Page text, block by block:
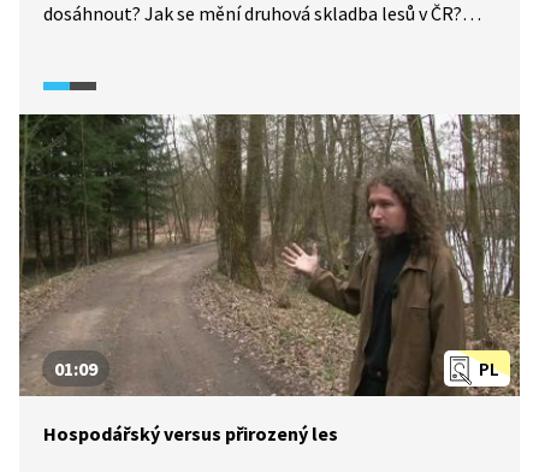
dosáhnout? Jak se mění druhová skladba lesů v ČR?
PL
01:09
Hospodářský versus přirozený les